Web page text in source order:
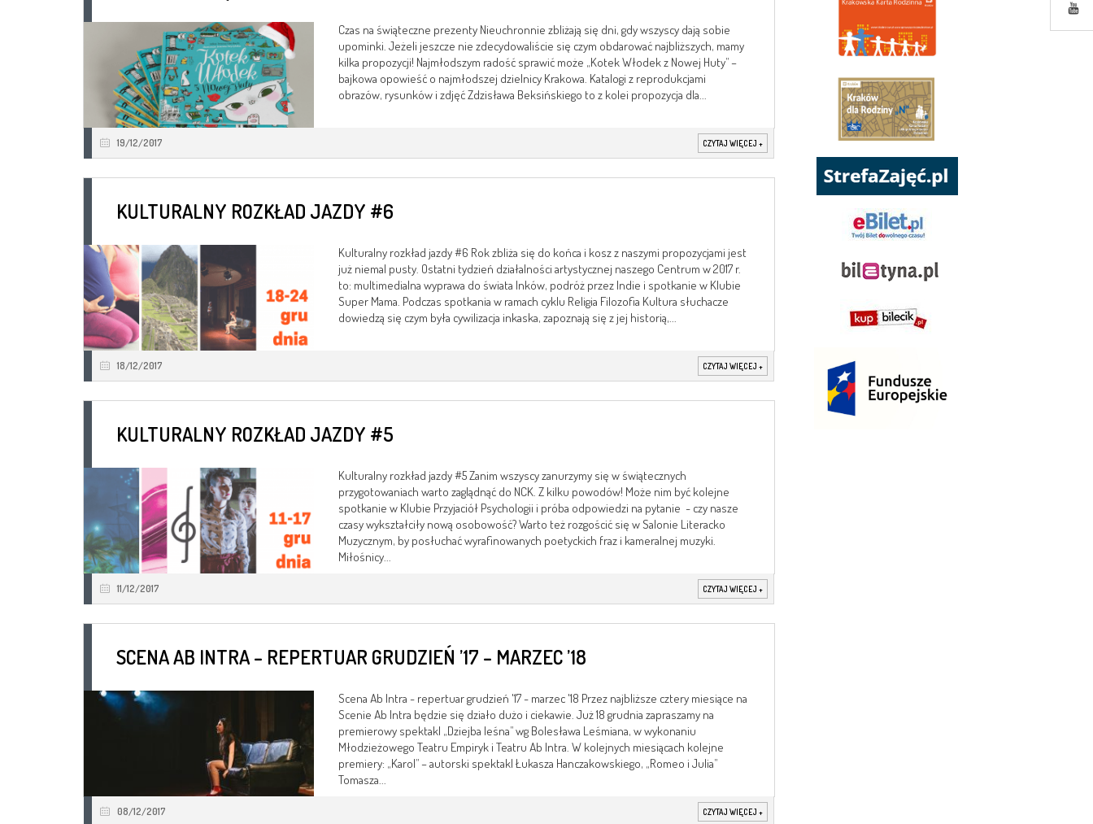
Czas na świąteczne prezenty Nieuchronnie zbliżają się dni, gdy wszyscy dają sobie
upominki. Jeżeli jeszcze nie zdecydowaliście się czym obdarować najbliższych, mamy
kilka propozycji! Najmłodszym radość sprawić może „Kotek Włodek z Nowej Huty” –
bajkowa opowieść o najmłodszej dzielnicy Krakowa. Katalogi z reprodukcjami
obrazów, rysunków i zdjęć Zdzisława Beksińskiego to z kolei propozycja dla...
19/12/2017 CZYTAJ WIĘCEJ +
KULTURALNY ROZKŁAD JAZDY #6
Kulturalny rozkład jazdy #6 Rok zbliża się do końca i kosz z naszymi propozycjami jest
już niemal pusty. Ostatni tydzień działalności artystycznej naszego Centrum w 2017 r.
to: multimedialna wyprawa do świata Inków, podróż przez Indie i spotkanie w Klubie
Super Mama. Podczas spotkania w ramach cyklu Religia Filozofia Kultura słuchacze
dowiedzą się czym była cywilizacja inkaska, zapoznają się z jej historią,...
18/12/2017 CZYTAJ WIĘCEJ +
KULTURALNY ROZKŁAD JAZDY #5
Kulturalny rozkład jazdy #5 Zanim wszyscy zanurzymy się w świątecznych
przygotowaniach warto zaglądnąć do NCK. Z kilku powodów! Może nim być kolejne
spotkanie w Klubie Przyjaciół Psychologii i próba odpowiedzi na pytanie - czy nasze
czasy wykształciły nową osobowość? Warto też rozgościć się w Salonie Literacko
Muzycznym, by posłuchać wyrafinowanych poetyckich fraz i kameralnej muzyki.
Miłośnicy...
11/12/2017 CZYTAJ WIĘCEJ +
SCENA AB INTRA – REPERTUAR GRUDZIEŃ ’17 – MARZEC ’18
Scena Ab Intra - repertuar grudzień '17 - marzec '18 Przez najbliższe cztery miesiące na
Scenie Ab Intra będzie się działo dużo i ciekawie. Już 18 grudnia zapraszamy na
premierowy spektakl „Dziejba leśna” wg Bolesława Leśmiana, w wykonaniu
Młodzieżowego Teatru Empiryk i Teatru Ab Intra. W kolejnych miesiącach kolejne
premiery: „Karol” – autorski spektakl Łukasza Hanczakowskiego, „Romeo i Julia”
Tomasza...
08/12/2017 CZYTAJ WIĘCEJ +